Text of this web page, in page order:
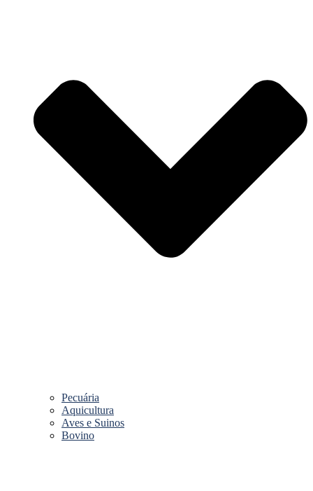
Pecuária
Aquicultura
Aves e Suinos
Bovino